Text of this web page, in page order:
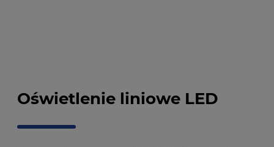
Oświetlenie liniowe LED